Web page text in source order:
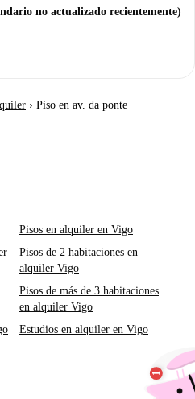
no actualizado recientemente)
› Piso en av. da ponte
Pisos en alquiler en Vigo
Pisos de 2 habitaciones en
alquiler Vigo
Pisos de más de 3 habitaciones
en alquiler Vigo
Estudios en alquiler en Vigo